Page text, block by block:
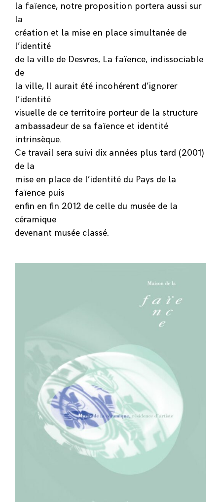
la faïence, notre proposition portera aussi sur
la
création et la mise en place simultanée de
l’identité
de la ville de Desvres, La faïence, indissociable
de
la ville, Il aurait été incohérent d’ignorer
l’identité
visuelle de ce territoire porteur de la structure
ambassadeur de sa faïence et identité
intrinsèque.
Ce travail sera suivi dix années plus tard (2001)
de la
mise en place de l’identité du Pays de la
faïence puis
enfin en fin 2012 de celle du musée de la
céramique
devenant musée classé.